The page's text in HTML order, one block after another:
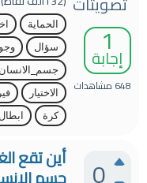
1
إجابة
648 مشاهدات
الحماية
سؤال
جسم_الانسان
الاختيار
كرة
أين تقع